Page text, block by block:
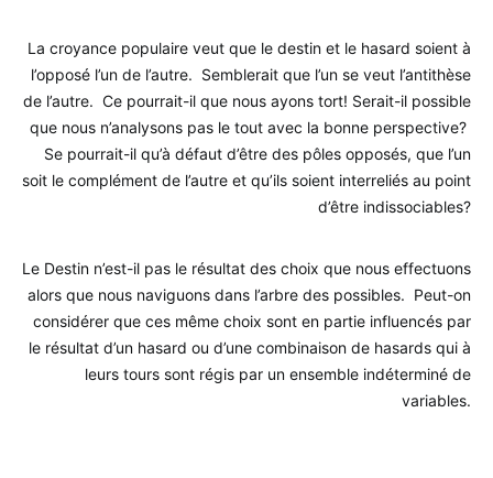
La croyance populaire veut que le destin et le hasard soient à
l’opposé l’un de l’autre. Semblerait que l’un se veut l’antithèse
de l’autre. Ce pourrait-il que nous ayons tort! Serait-il possible
que nous n’analysons pas le tout avec la bonne perspective?
Se pourrait-il qu’à défaut d’être des pôles opposés, que l’un
soit le complément de l’autre et qu’ils soient interreliés au point
d’être indissociables?
Le Destin n’est-il pas le résultat des choix que nous effectuons
alors que nous naviguons dans l’arbre des possibles. Peut-on
considérer que ces même choix sont en partie influencés par
le résultat d’un hasard ou d’une combinaison de hasards qui à
leurs tours sont régis par un ensemble indéterminé de
variables.